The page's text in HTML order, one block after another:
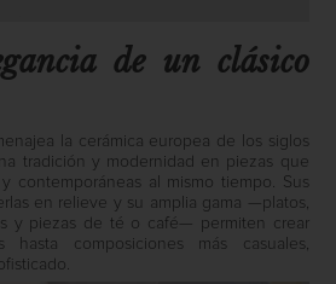
de un clásico
la cerámica europea de los siglos
tradición y modernidad en piezas que
contemporáneas al mismo tiempo. Sus
en relieve y su amplia gama —platos,
y piezas de té o café— permiten crear
hasta composiciones más casuales,